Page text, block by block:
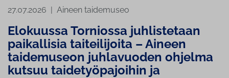
27.07.2026 | Aineen taidemuseo
Elokuussa Torniossa juhlistetaan
paikallisia taiteilijoita – Aineen
taidemuseon juhlavuoden ohjelma
kutsuu taidetyöpajoihin ja